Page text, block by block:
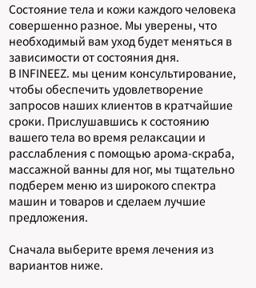
Состояние тела и кожи каждого человека
совершенно разное. Мы уверены, что
необходимый вам уход будет меняться в
зависимости от состояния дня.
В INFINEEZ. мы ценим консультирование,
чтобы обеспечить удовлетворение
запросов наших клиентов в кратчайшие
сроки. Прислушавшись к состоянию
вашего тела во время релаксации и
расслабления с помощью арома-скраба,
массажной ванны для ног, мы тщательно
подберем меню из широкого спектра
машин и товаров и сделаем лучшие
предложения.
Сначала выберите время лечения из
вариантов ниже.